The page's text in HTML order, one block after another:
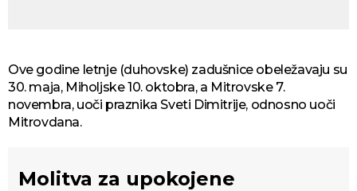
Ove godine letnje (duhovske) zadušnice obeležavaju su
30. maja, Miholjske 10. oktobra, a Mitrovske 7.
novembra, uoči praznika Sveti Dimitrije, odnosno uoči
Mitrovdana.
Molitva za upokojene